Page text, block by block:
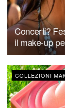
Concerti?
il make-up
COLLEZIONI